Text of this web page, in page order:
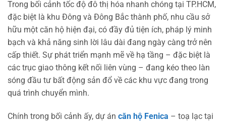
Trong bối cảnh tốc độ đô thị hóa nhanh chóng tại TP.HCM,
đặc biệt là khu Đông và Đông Bắc thành phố, nhu cầu sở
hữu một căn hộ hiện đại, có đầy đủ tiện ích, pháp lý minh
bạch và khả năng sinh lời lâu dài đang ngày càng trở nên
cấp thiết. Sự phát triển mạnh mẽ về hạ tầng – đặc biệt là
các trục giao thông kết nối liên vùng – đang kéo theo làn
sóng đầu tư bất động sản đổ về các khu vực đang trong
quá trình chuyển mình.
Chính trong bối cảnh ấy, dự án căn hộ Fenica – toạ lạc tại